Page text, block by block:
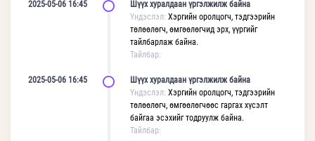
2025-05-06 16:45
Шүүх хуралдаан үргэлжилж байна
Үндэслэл: Хэргийн оролцогч, тэдгээрийн
төлөөлөгч, өмгөөлөгчид эрх, үүргийг
тайлбарлаж байна.
Тайлбар:
2025-05-06 16:45
Шүүх хуралдаан үргэлжилж байна
Үндэслэл: Хэргийн оролцогч, тэдгээрийн
төлөөлөгч, өмгөөлөгчөөс гаргах хүсэлт
байгаа эсэхийг тодруулж байна.
Тайлбар: